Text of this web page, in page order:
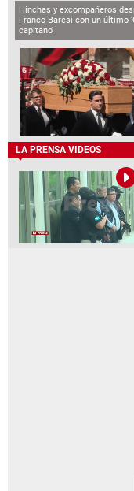
Hinchas y excompañeros
Franco Baresi con un último
capitano'
LA PRENSA VIDEOS